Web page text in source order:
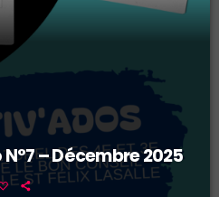
– Décembre 2025